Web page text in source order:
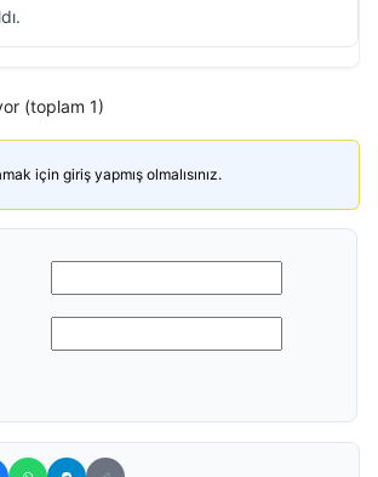
(toplam 1)
için giriş yapmış olmalısınız.